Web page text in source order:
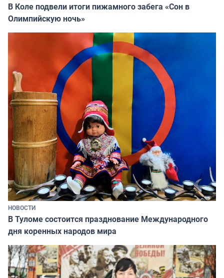
В Коле подвели итоги пижамного забега «Сон в
Олимпийскую ночь»
НОВОСТИ
В Туломе состоится празднование Международного
дня коренных народов мира